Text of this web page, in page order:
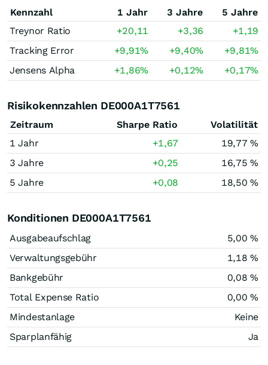
Kennzahl 1 Jahr 3 Jahre
5 Jahre
Treynor Ratio
+20,11 +3,36
+1,19
Tracking Error
+9,91% +9,40% +9,81%
Jensens Alpha
+1,86% +0,12% +0,17%
Risikokennzahlen DE000A1T7561
Zeitraum Sharpe Ratio
Volatilität
1 Jahr
+1,67
19,77 %
3 Jahre
+0,25
16,75 %
5 Jahre
+0,08 18,50 %
Konditionen DE000A1T7561
Ausgabeaufschlag
5,00 %
Verwaltungsgebühr
1,18 %
Bankgebühr
0,08 %
Total Expense Ratio
0,00 %
Mindestanlage
Keine
Sparplanfähig
Ja